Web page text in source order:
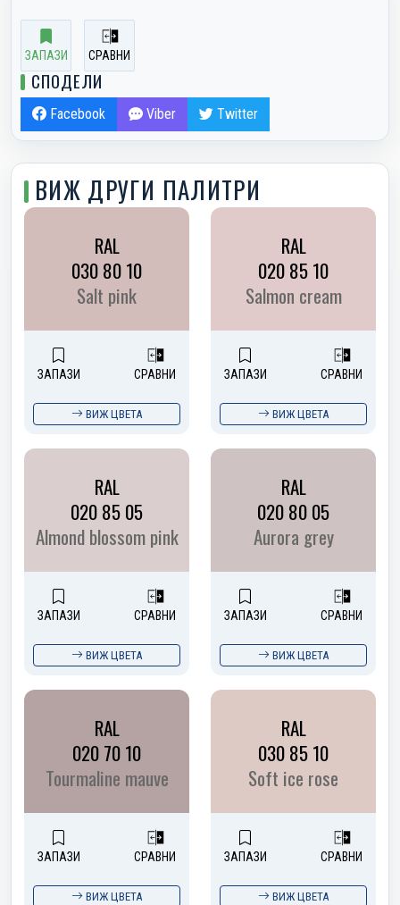
ЗАПАЗИ СРАВНИ
СПОДЕЛИ
Facebook Viber Twitter
ВИЖ ДРУГИ ПАЛИТРИ
RAL
030 80 10
Salt pink
ЗАПАЗИ СРАВНИ
ВИЖ ЦВЕТА
RAL
020 85 10
Salmon cream
ЗАПАЗИ СРАВНИ
ВИЖ ЦВЕТА
RAL
020 85 05
Almond blossom pink
ЗАПАЗИ СРАВНИ
ВИЖ ЦВЕТА
RAL
020 80 05
Aurora grey
ЗАПАЗИ СРАВНИ
ВИЖ ЦВЕТА
RAL
020 70 10
Tourmaline mauve
ЗАПАЗИ СРАВНИ
ВИЖ ЦВЕТА
RAL
030 85 10
Soft ice rose
ЗАПАЗИ СРАВНИ
ВИЖ ЦВЕТА